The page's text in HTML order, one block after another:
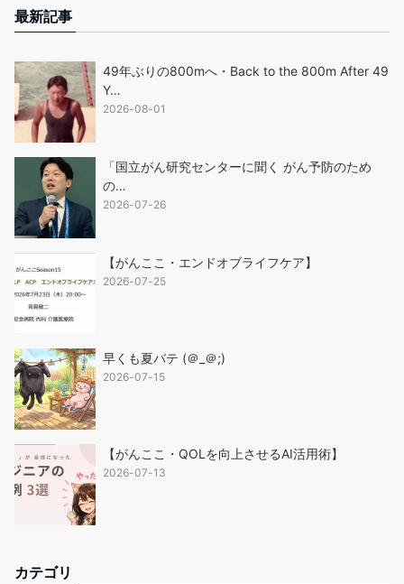
最新記事
49年ぶりの800mへ・Back to the 800m After 49
Y…
2026-08-01
「国立がん研究センターに聞く がん予防のため
の…
2026-07-26
【がんここ・エンドオブライフケア】
2026-07-25
早くも夏バテ (＠_＠;)
2026-07-15
【がんここ・QOLを向上させるAI活用術】
2026-07-13
カテゴリ